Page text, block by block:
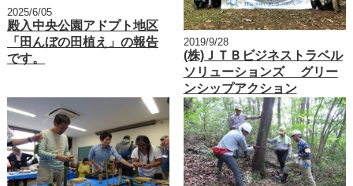
2025/6/05
殿入中央公園アドプト地区
「田んぼの田植え」の報告
です。
2019/9/28
(株)ＪＴＢビジネストラベル
ソリューションズ グリー
ンシップアクション